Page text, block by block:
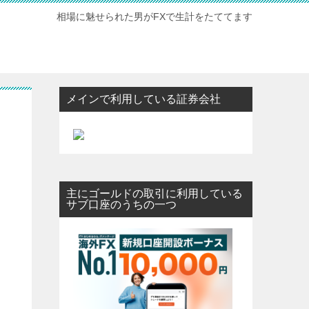
相場に魅せられた男がFXで生計をたててます
メインで利用している証券会社
主にゴールドの取引に利用している
サブ口座のうちの一つ